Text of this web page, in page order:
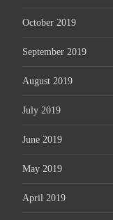
October 2019
September 2019
August 2019
July 2019
June 2019
May 2019
April 2019